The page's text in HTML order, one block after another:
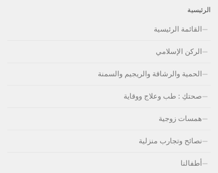
الرئيسية
القائمة الرئيسية
الركن الإسلامي
الحمية والرشاقة والريجيم والسمنة
صحتكِ : طب وعلاج ووقاية
همسات زوجية
نصائح وتجارب منزلية
أطفالنا